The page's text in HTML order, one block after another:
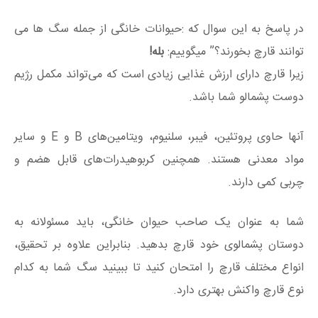
در پاسخ به این سوال که :حیوانات خانگی از جمله سگ ها می
توانند قارچ بخورند؟” میگوییم:بله!
زیرا قارچ دارای ارزش غذایی زیادی است که می‌تواند مکمل رژیم
دوست پشمالو شما باشد.
آنها حاوی پروتئین، فیبر، سلنیوم، ویتامین‌های B و E و سایر
مواد معدنی هستند. همچنین کربوهیدرات‌های قابل هضم و
چربی کمی دارند.
شما به عنوان یک صاحب حیوان خانگی، باید مسئولانه به
دوستان پشمالوی خود قارچ بدهید. بنابراین علاوه بر تحقیق،
انواع مختلف قارچ را امتحان کنید تا ببینید سگ شما به کدام
نوع قارچ واکنش بهتری دارد.